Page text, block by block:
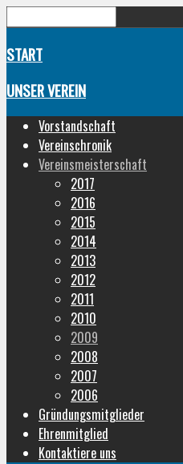
START
UNSER VEREIN
Vorstandschaft
Vereinschronik
Vereinsmeisterschaft
2017
2016
2015
2014
2013
2012
2011
2010
2009
2008
2007
2006
Gründungsmitglieder
Ehrenmitglied
Kontaktiere uns